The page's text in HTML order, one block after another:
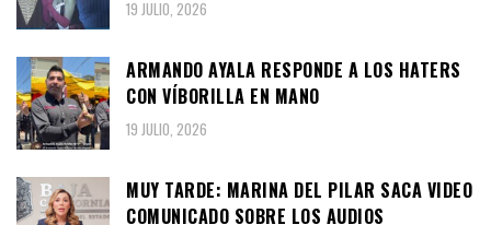
19 JULIO, 2026
ARMANDO AYALA RESPONDE A LOS HATERS
CON VÍBORILLA EN MANO
19 JULIO, 2026
MUY TARDE: MARINA DEL PILAR SACA VIDEO
COMUNICADO SOBRE LOS AUDIOS